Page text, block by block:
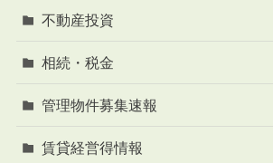
不動産投資
相続・税金
管理物件募集速報
賃貸経営得情報